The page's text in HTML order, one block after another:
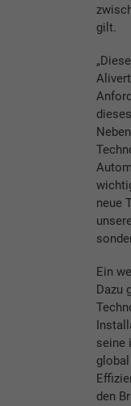
gilt.
neue
Ein
Dazu
seine
den